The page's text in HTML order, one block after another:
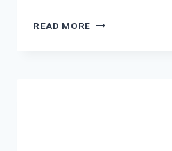
READ MORE